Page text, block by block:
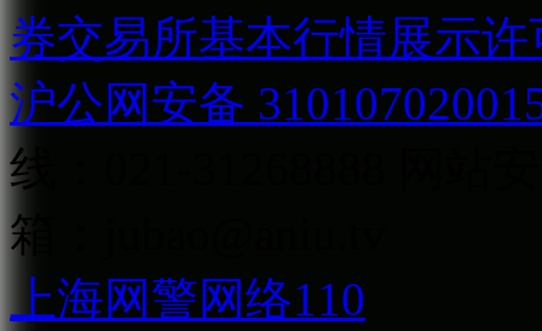
券交易所基本行情展示许
沪公网安备
线：021-31268888
箱：
上海网警网络110